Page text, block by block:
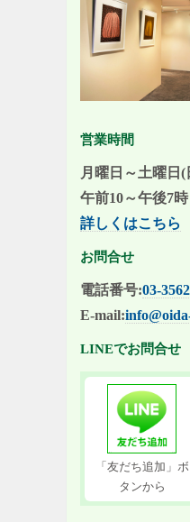
営業時間
月曜日～土曜日
午前10～午後7
詳しくはこちら
お問合せ
電話番号:03-
E-mail:
LINEでお問合せ
「友だち追加」ボ
タンから